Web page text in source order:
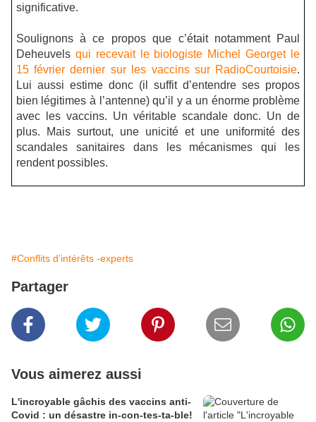
significative.
Soulignons à ce propos que c’était notamment Paul
Deheuvels qui recevait le biologiste Michel Georget le
15 février dernier sur les vaccins sur RadioCourtoisie.
Lui aussi estime donc (il suffit d’entendre ses propos
bien légitimes à l’antenne) qu’il y a un énorme problème
avec les vaccins. Un véritable scandale donc. Un de
plus. Mais surtout, une unicité et une uniformité des
scandales sanitaires dans les mécanismes qui les
rendent possibles.
#Conflits d’intérêts -experts
Partager
Vous aimerez aussi
L'incroyable gâchis des vaccins anti-
Covid : un désastre in-con-tes-ta-ble!